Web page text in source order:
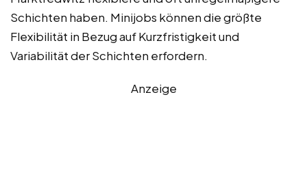
Schichten haben. Minijobs können die größte
Flexibilität in Bezug auf Kurzfristigkeit und
Variabilität der Schichten erfordern.
Anzeige